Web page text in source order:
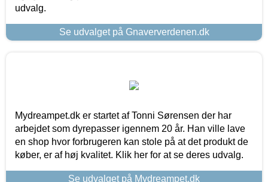
udvalg.
Se udvalget på Gnaververdenen.dk
Mydreampet.dk er startet af Tonni Sørensen der har
arbejdet som dyrepasser igennem 20 år. Han ville lave
en shop hvor forbrugeren kan stole på at det produkt de
køber, er af høj kvalitet. Klik her for at se deres udvalg.
Se udvalget på Mydreampet.dk